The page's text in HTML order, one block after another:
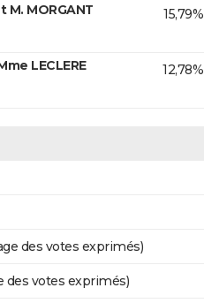
M. MORGANT
15,79%
LECLERE
12,78%
des votes exprimés)
des votes exprimés)